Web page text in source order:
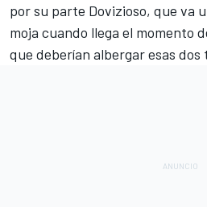
por su parte Dovizioso, que va
moja cuando llega el momento
que deberían albergar esas dos